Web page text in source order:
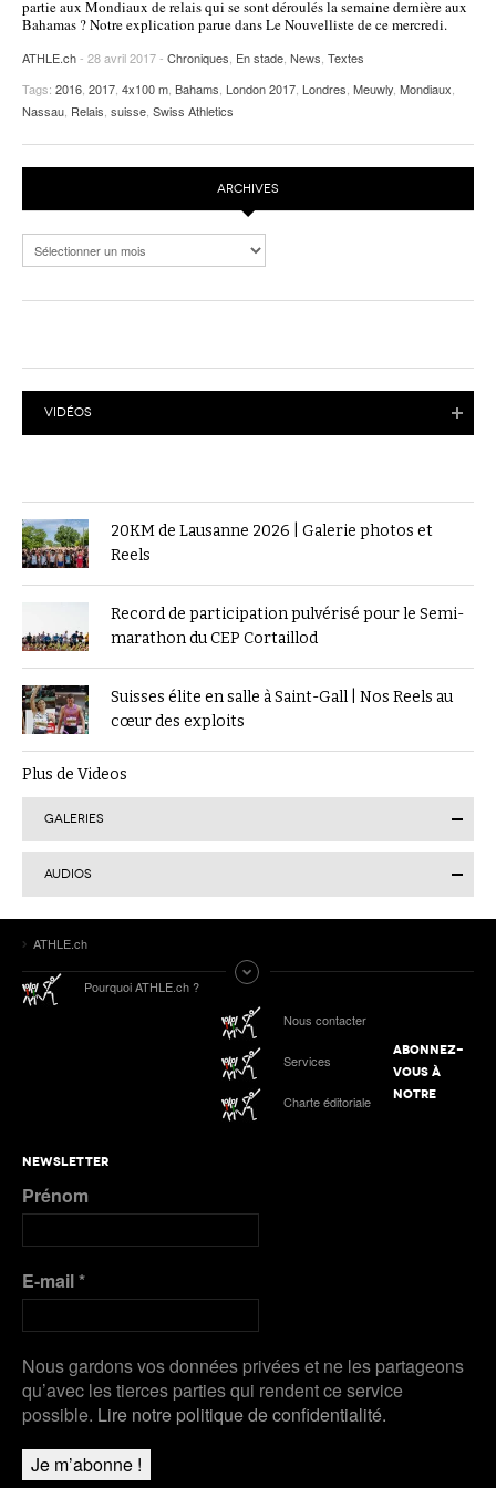
POURQUOI ATHLE.CH ?
ATHLE.CH RÉGIONS | VAUD
HIGHLIGHTS
partie aux Mondiaux de relais qui se sont déroulés la semaine dernière aux
Bahamas ? Notre explication parue dans Le Nouvelliste de ce mercredi.
ATHLE.ch- 28 avril 2017 - Chroniques En stade News Textes
Tags: 2016 2017 4x100 m Bahams London 2017 Londres Meuwly Mondiaux
Nassau Relais suisse Swiss Athletics
ARCHIVES
Archives
VIDÉOS
20KM de Lausanne 2026 | Galerie photos et
Reels
Record de participation pulvérisé pour le Semi-
marathon du CEP Cortaillod
Suisses élite en salle à Saint-Gall | Nos Reels au
cœur des exploits
Plus de Videos
GALERIES
ATHLE.ch aux Mondiaux indoor 2025 à Nanjing :
tous les liens de notre suivi spécial
ATHLE.ch à l’Euro indoor 2025 à Apeldoorn
AUDIOS
Tokyo 2025 | Le Podcast d’ATHLE.ch | Jour 9 :
Werro 6e de sa 1ère finale mondiale en plein air
Podcast n°4 : Grand Slam Track, grande
première à Kingston
Plus de Audios
ATHLE.ch
Pourquoi ATHLE.ch ?
Nous contacter
Services
Charte éditoriale
ABONNEZ-
VOUS À
NOTRE
NEWSLETTER
Prénom
E-mail*
Nous gardons vos données privées et ne les partageons
qu’avec les tierces parties qui rendent ce service
possible. Lire notre politique de confidentialité.